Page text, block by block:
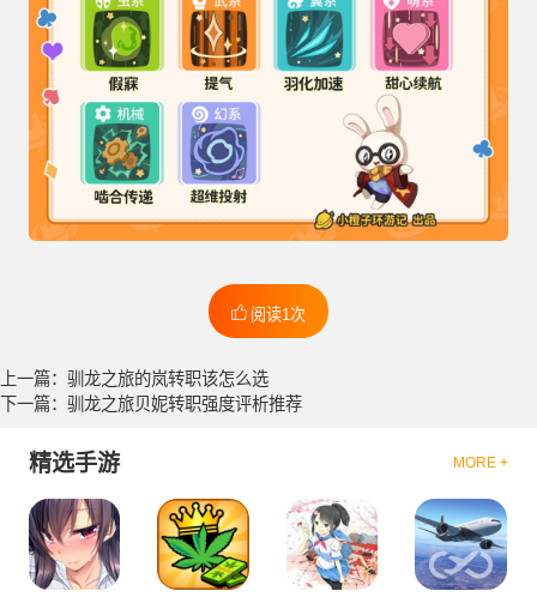
阅读1次
上一篇：驯龙之旅的岚转职该怎么选
下一篇：驯龙之旅贝妮转职强度评析推荐
精选手游 MORE +